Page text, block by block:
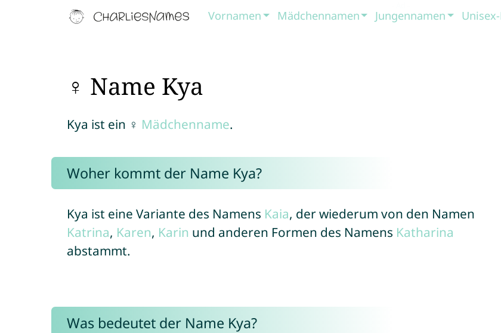
Vornamen Mädchennamen Jungennamen
♀ Name Kya
Kya ist ein ♀ Mädchenname.
Woher kommt der Name Kya?
Kya ist eine Variante des Namens Kaia, der wiederum von den Namen
Katrina, Karen, Karin und anderen Formen des Namens Katharina
abstammt.
Was bedeutet der Name Kya?